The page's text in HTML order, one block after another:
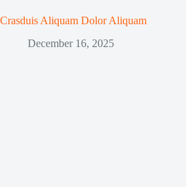
Crasduis Aliquam Dolor Aliquam
December 16, 2025